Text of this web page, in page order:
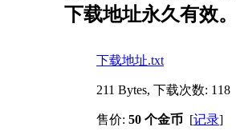
下载地址永久有效。
下载地址.txt
211 Bytes, 下载次数: 118
售价: 50 个金币 [记录]